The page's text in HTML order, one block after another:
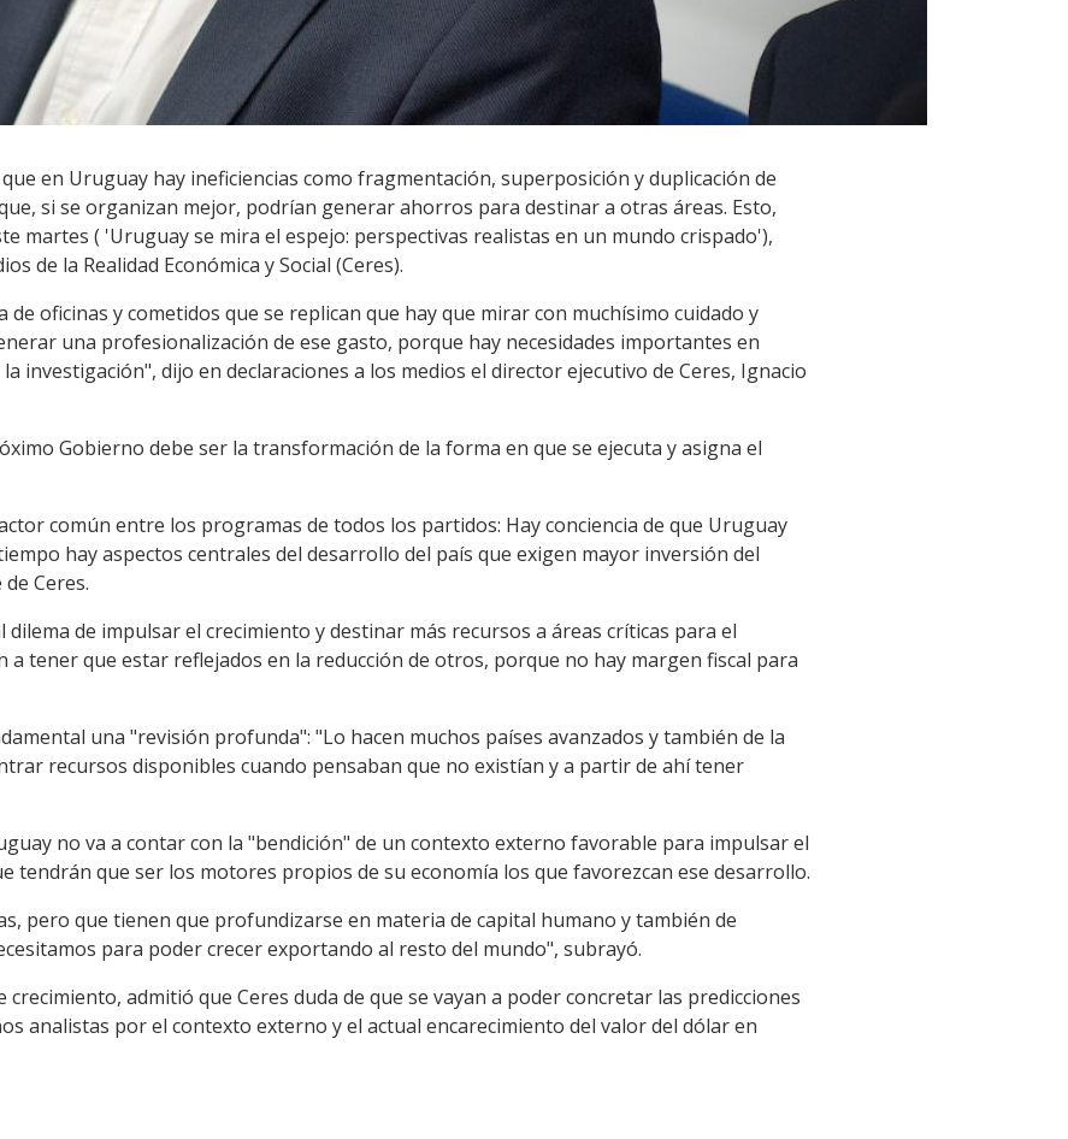
en Uruguay hay ineficiencias como fragmentación, superposición y duplicación de
si se organizan mejor, podrían generar ahorros para destinar a otras áreas. Esto,
martes ( 'Uruguay se mira el espejo: perspectivas realistas en un mundo crispado'),
de la Realidad Económica y Social (Ceres).
oficinas y cometidos que se replican que hay que mirar con muchísimo cuidado y
una profesionalización de ese gasto, porque hay necesidades importantes en
investigación", dijo en declaraciones a los medios el director ejecutivo de Ceres, Ignacio
Gobierno debe ser la transformación de la forma en que se ejecuta y asigna el
común entre los programas de todos los partidos: Hay conciencia de que Uruguay
hay aspectos centrales del desarrollo del país que exigen mayor inversión del
Ceres.
de impulsar el crecimiento y destinar más recursos a áreas críticas para el
tener que estar reflejados en la reducción de otros, porque no hay margen fiscal para
una "revisión profunda": "Lo hacen muchos países avanzados y también de la
recursos disponibles cuando pensaban que no existían y a partir de ahí tener
no va a contar con la "bendición" de un contexto externo favorable para impulsar el
tendrán que ser los motores propios de su economía los que favorezcan ese desarrollo.
pero que tienen que profundizarse en materia de capital humano y también de
para poder crecer exportando al resto del mundo", subrayó.
admitió que Ceres duda de que se vayan a poder concretar las predicciones
analistas por el contexto externo y el actual encarecimiento del valor del dólar en